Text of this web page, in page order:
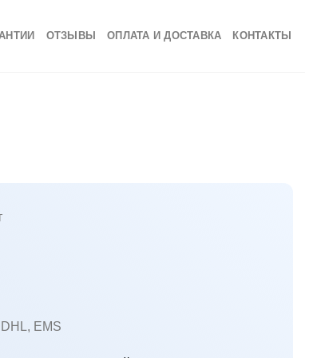
ОТЗЫВЫ ОПЛАТА И ДОСТАВКА КОНТАКТЫ
EMS